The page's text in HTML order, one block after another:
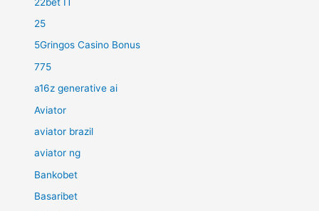
25
5Gringos Casino Bonus
775
a16z generative ai
Aviator
aviator brazil
aviator ng
Bankobet
Basaribet